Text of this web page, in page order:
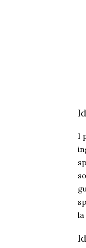
I
la